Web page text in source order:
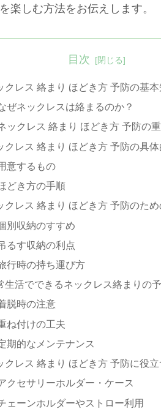
楽しむ方法をお伝えします。
目次
クレス 絡まり ほどき方 予防の基
ぜネックレスは絡まるのか？
ックレス 絡まり ほどき方 予防の
クレス 絡まり ほどき方 予防の具
意するもの
どき方の手順
クレス 絡まり ほどき方 予防のた
別収納のすすめ
るす収納の利点
行時の持ち運び方
生活でできるネックレス絡まりの
脱時の注意
ね付けの工夫
期的なメンテナンス
クレス 絡まり ほどき方 予防に役
クセサリーホルダー・ケース
ェーンホルダーやストロー利用